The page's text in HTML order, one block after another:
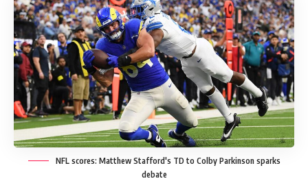
NFL scores: Matthew Stafford's TD to Colby Parkinson sparks
debate